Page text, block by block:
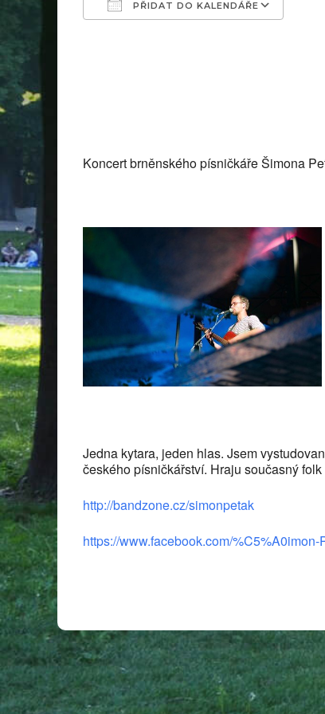
PŘIDAT DO KALENDÁŘE
Koncert brněnského písničkáře Šimona
Jedna kytara, jeden hlas. Jsem
českého písničkářství. Hraju současný
http://bandzone.cz/simonpetak
https://www.facebook.com/